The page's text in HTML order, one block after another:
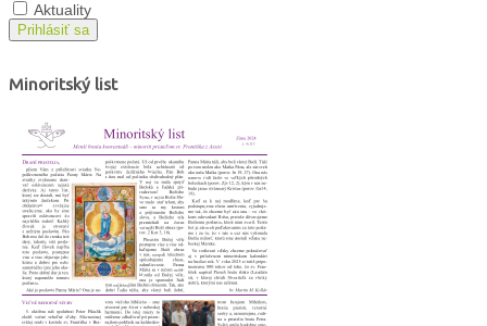
Aktuality
Prihlásiť sa
Minoritský list